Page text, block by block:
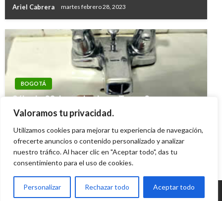
Valoramos tu privacidad.
Utilizamos cookies para mejorar tu experiencia de navegación,
ofrecerte anuncios o contenido personalizado y analizar
nuestro tráfico. Al hacer clic en "Aceptar todo", das tu
consentimiento para el uso de cookies.
Personalizar Rechazar todo Aceptar todo
Ariel Cabrera martes febrero 28, 2023
BOGOTÁ
Sábado 23 de noviembre y Turno 2:
Localidades y barrios con racionamiento de
Giovanni Alarcón M. viernes noviembre 22, 2024